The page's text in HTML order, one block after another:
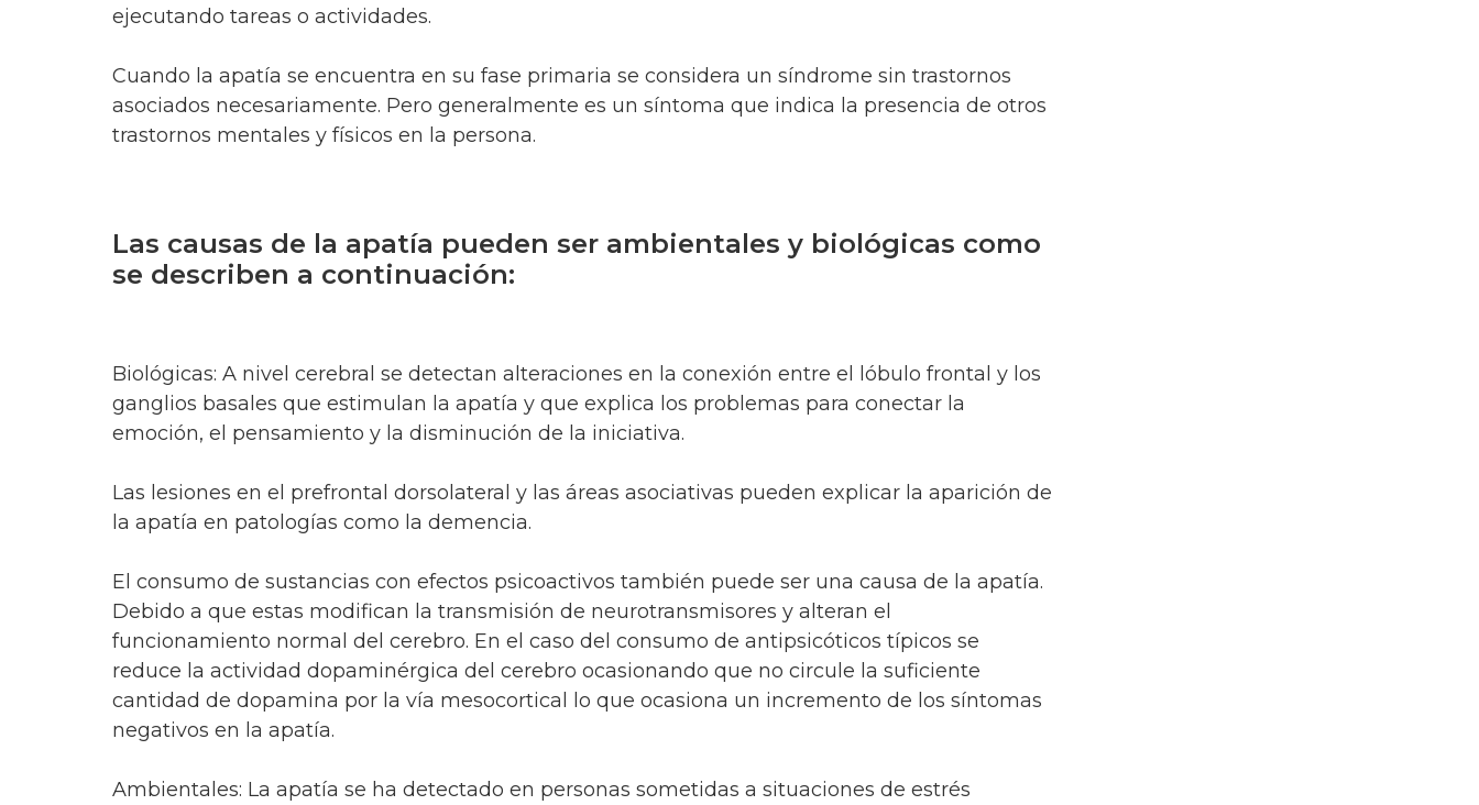
ejecutando tareas o actividades.
Cuando la apatía se encuentra en su fase primaria se considera un síndrome sin trastornos
asociados necesariamente. Pero generalmente es un síntoma que indica la presencia de otros
trastornos mentales y físicos en la persona.
Las causas de la apatía pueden ser ambientales y biológicas como
se describen a continuación:
Biológicas: A nivel cerebral se detectan alteraciones en la conexión entre el lóbulo frontal y los
ganglios basales que estimulan la apatía y que explica los problemas para conectar la
emoción, el pensamiento y la disminución de la iniciativa.
Las lesiones en el prefrontal dorsolateral y las áreas asociativas pueden explicar la aparición de
la apatía en patologías como la demencia.
El consumo de sustancias con efectos psicoactivos también puede ser una causa de la apatía.
Debido a que estas modifican la transmisión de neurotransmisores y alteran el
funcionamiento normal del cerebro. En el caso del consumo de antipsicóticos típicos se
reduce la actividad dopaminérgica del cerebro ocasionando que no circule la suficiente
cantidad de dopamina por la vía mesocortical lo que ocasiona un incremento de los síntomas
negativos en la apatía.
Ambientales: La apatía se ha detectado en personas sometidas a situaciones de estrés